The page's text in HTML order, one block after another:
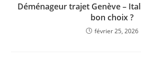
Déménageur trajet Genève –
bon choix ?
février 25, 2026